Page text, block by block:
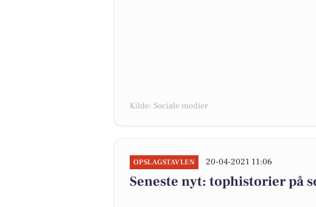
Kilde: Sociale medier
OPSLAGSTAVLEN 20-04-2021 11:06
Seneste nyt: tophistorier på